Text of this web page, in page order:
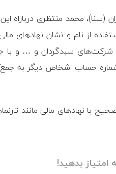
(سنا)، محمد منتظری
از نام و نشان نهاد‌های
سبدگردان و … و با
حساب اشخاص دیگر به
با نهاد‌های مالی مانند
امتیاز بدهید!